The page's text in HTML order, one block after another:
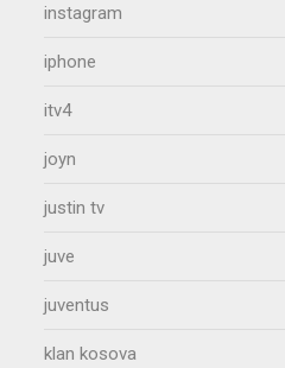
instagram
iphone
itv4
joyn
justin tv
juve
juventus
klan kosova